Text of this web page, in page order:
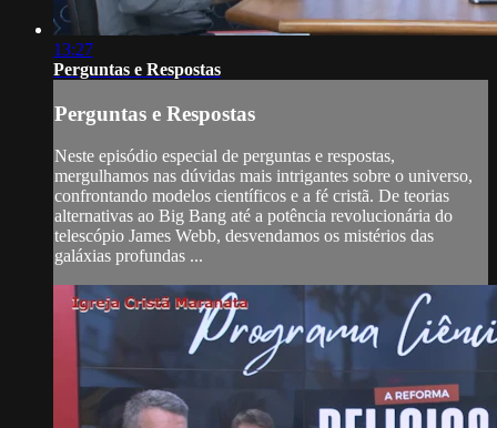
13:27
Perguntas e Respostas
Perguntas e Respostas
Neste episódio especial de perguntas e respostas,
mergulhamos nas dúvidas mais intrigantes sobre o universo,
confrontando modelos científicos e a fé cristã. De teorias
alternativas ao Big Bang até a potência revolucionária do
telescópio James Webb, desvendamos os mistérios das
galáxias profundas ...